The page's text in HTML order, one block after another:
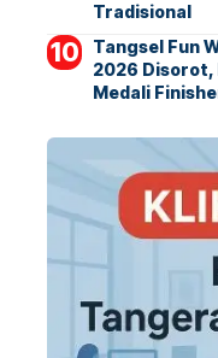
Tradisional
Tangsel Fun
2026 Disorot,
Medali